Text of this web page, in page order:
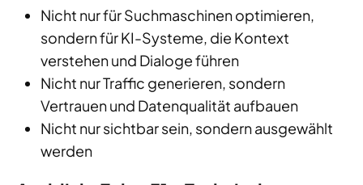
Nicht nur für Suchmaschinen optimieren,
sondern für KI-Systeme, die Kontext
verstehen und Dialoge führen
Nicht nur Traffic generieren, sondern
Vertrauen und Datenqualität aufbauen
Nicht nur sichtbar sein, sondern ausgewählt
werden